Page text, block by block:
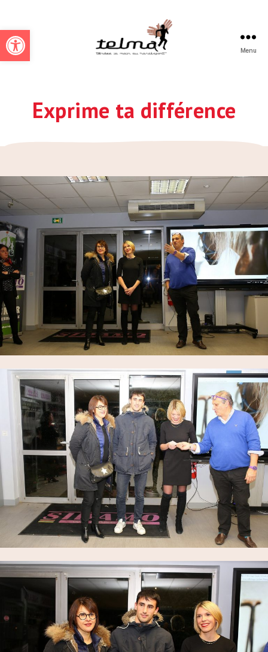
Ouvrir la barre d’outils
Menu
Exprime ta différence